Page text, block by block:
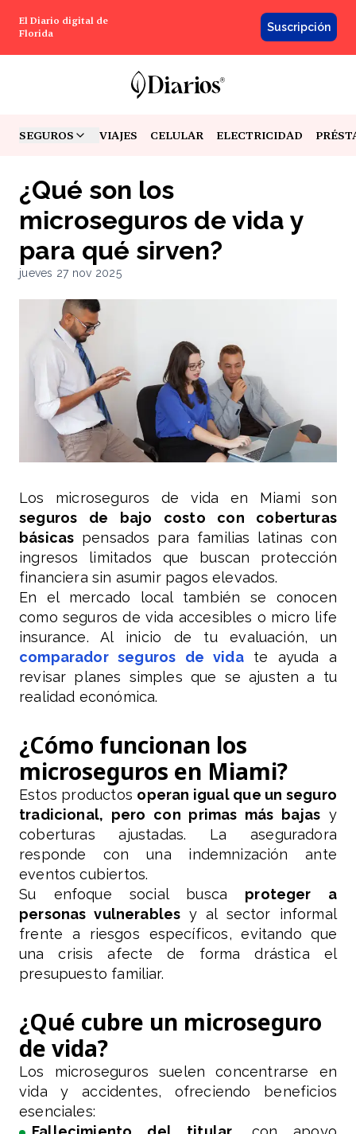
El Diario digital de
Florida
Suscripción
SEGUROS
TOGGLE MENUVIAJES CELULAR ELECTRICIDAD
¿Qué son los
microseguros de vida y
para qué sirven?
jueves 27 nov 2025
Los microseguros de vida en Miami son
seguros de bajo costo con coberturas
básicas pensados para familias latinas con
ingresos limitados que buscan protección
financiera sin asumir pagos elevados.
En el mercado local también se conocen
como seguros de vida accesibles o micro life
insurance. Al inicio de tu evaluación, un
comparador seguros de vidate ayuda a
revisar planes simples que se ajusten a tu
realidad económica.
¿Cómo funcionan los
microseguros en Miami?
Estos productos operan igual que un seguro
tradicional, pero con primas más bajas y
coberturas ajustadas. La aseguradora
responde con una indemnización ante
eventos cubiertos.
Su enfoque social busca proteger a
personas vulnerables y al sector informal
frente a riesgos específicos, evitando que
una crisis afecte de forma drástica el
presupuesto familiar.
¿Qué cubre un microseguro
de vida?
Los microseguros suelen concentrarse en
vida y accidentes, ofreciendo beneficios
esenciales: